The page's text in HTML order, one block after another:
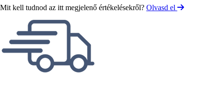
Mit kell tudnod az itt megjelenő értékelésekről? Olvasd el